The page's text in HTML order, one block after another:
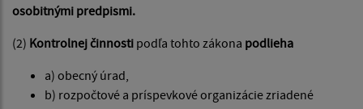
osobitnými predpismi.
(2) Kontrolnej činnosti podľa tohto zákona podlieha
a) obecný úrad,
b) rozpočtové a príspevkové organizácie zriadené